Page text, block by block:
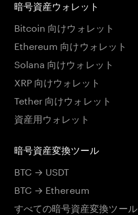
暗号資産ウォレット
Bitcoin 向けウォレット
Ethereum 向けウォレット
Solana 向けウォレット
XRP 向けウォレット
Tether 向けウォレット
資産用ウォレット
暗号資産変換ツール
BTC → USDT
BTC → Ethereum
すべての暗号資産変換ツール